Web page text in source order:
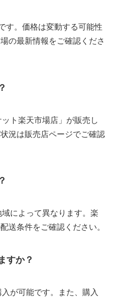
す。価格は変動する可能性
の最新情報をご確認くださ
ト楽天市場店」が販売し
況は販売店ページでご確認
によって異なります。楽
送条件をご確認ください。
すか？
が可能です。また、購入